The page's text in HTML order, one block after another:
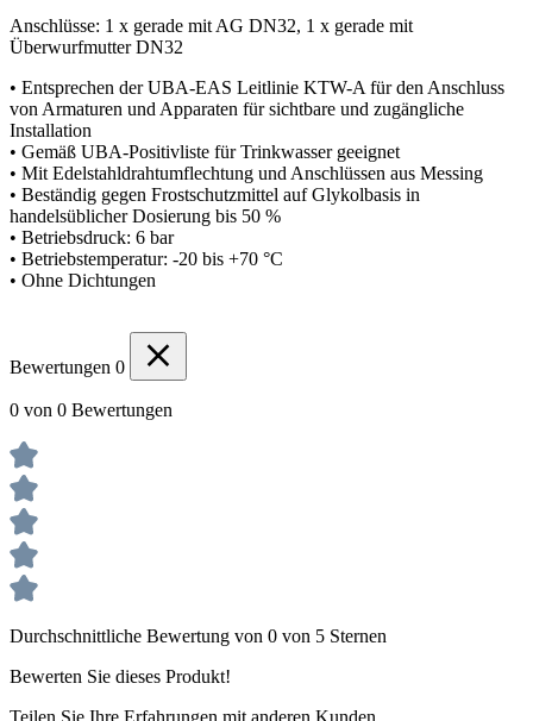
Anschlüsse: 1 x gerade mit AG DN32, 1 x gerade mit
Überwurfmutter DN32
• Entsprechen der UBA-EAS Leitlinie KTW-A für den Anschluss
von Armaturen und Apparaten für sichtbare und zugängliche
Installation
• Gemäß UBA-Positivliste für Trinkwasser geeignet
• Mit Edelstahldrahtumflechtung und Anschlüssen aus Messing
• Beständig gegen Frostschutzmittel auf Glykolbasis in
handelsüblicher Dosierung bis 50 %
• Betriebsdruck: 6 bar
• Betriebstemperatur: -20 bis +70 °C
• Ohne Dichtungen
Bewertungen 0
0 von 0 Bewertungen
Durchschnittliche Bewertung von 0 von 5 Sternen
Bewerten Sie dieses Produkt!
Teilen Sie Ihre Erfahrungen mit anderen Kunden.